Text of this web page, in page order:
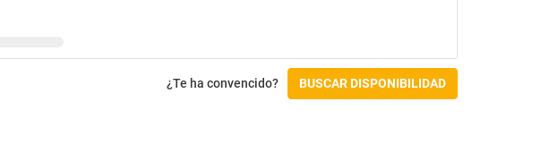
¿Te ha convencido? BUSCAR DISPONIBILIDAD